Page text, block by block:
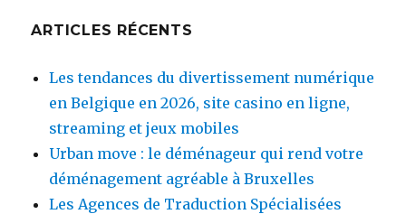
ARTICLES RÉCENTS
Les tendances du divertissement numérique
en Belgique en 2026, site casino en ligne,
streaming et jeux mobiles
Urban move : le déménageur qui rend votre
déménagement agréable à Bruxelles
Les Agences de Traduction Spécialisées